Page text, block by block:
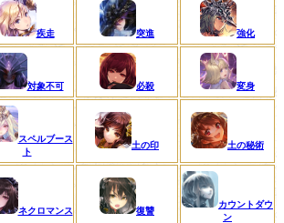
疾走 突進 強化
対象不可 必殺 変身
スペルブース
ト
土の印 土の秘術
ネクロマンス 復讐
カウントダウ
ン